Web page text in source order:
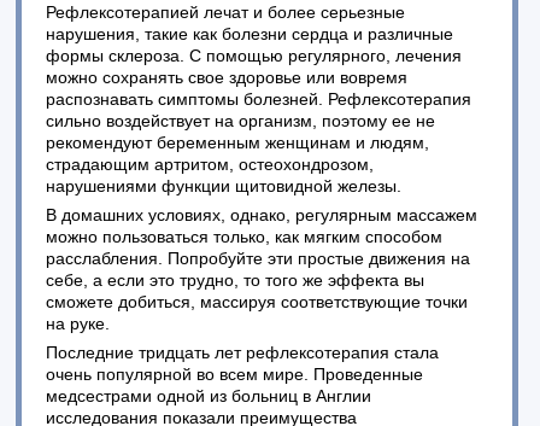
Рефлексотерапией лечат и более серьезные
нарушения, такие как болезни сердца и различные
формы склероза. С помощью регулярного, лечения
можно сохранять свое здоровье или вовремя
распознавать симптомы болезней. Рефлексотерапия
сильно воздействует на организм, поэтому ее не
рекомендуют беременным женщинам и людям,
страдающим артритом, остеохондрозом,
нарушениями функции щитовидной железы.
В домашних условиях, однако, регулярным массажем
можно пользоваться только, как мягким способом
расслабления. Попробуйте эти простые движения на
себе, а если это трудно, то того же эффекта вы
сможете добиться, массируя соответствующие точки
на руке.
Последние тридцать лет рефлексотерапия стала
очень популярной во всем мире. Проведенные
медсестрами одной из больниц в Англии
исследования показали преимущества